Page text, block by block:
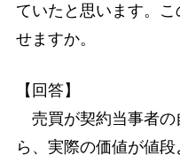
ていたと思います。
せますか。
【回答】
売買が契約当事者の
ら、実際の価値が値